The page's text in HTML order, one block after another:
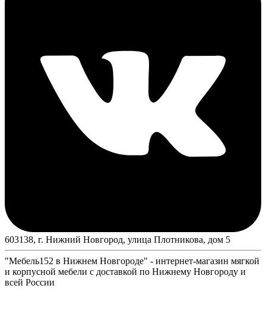
603138, г. Нижний Новгород, улица Плотникова, дом 5
"Мебель152 в Нижнем Новгороде" - интернет-магазин мягкой
и корпусной мебели с доставкой по Нижнему Новгороду и
всей России